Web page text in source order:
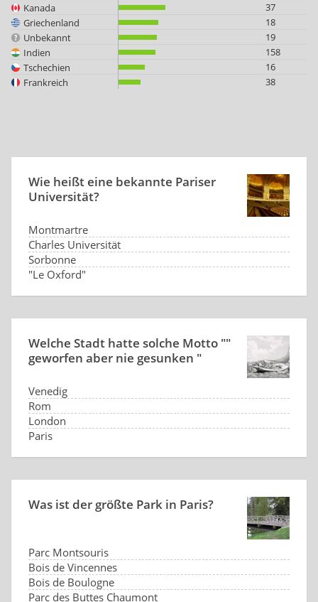
Kanada
37
Griechenland
18
Unbekannt
19
Indien
158
Tschechien
16
Frankreich
38
Wie heißt eine bekannte Pariser
Universität?
Montmartre
Charles Universität
Sorbonne
"Le Oxford"
Welche Stadt hatte solche Motto ""
geworfen aber nie gesunken "
Venedig
Rom
London
Paris
Was ist der größte Park in Paris?
Parc Montsouris
Bois de Vincennes
Bois de Boulogne
Parc des Buttes Chaumont